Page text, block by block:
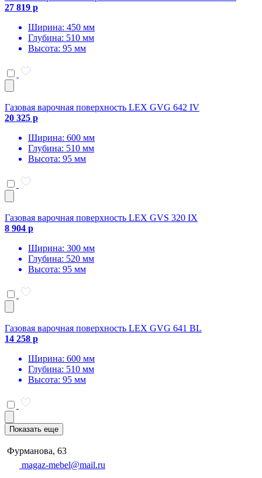
27 819 р
Ширина: 450 мм
Глубина: 510 мм
Высота: 95 мм
Газовая варочная поверхность LEX GVG 642 IV
20 325 р
Ширина: 600 мм
Глубина: 510 мм
Высота: 95 мм
Газовая варочная поверхность LEX GVS 320 IX
8 904 р
Ширина: 300 мм
Глубина: 520 мм
Высота: 95 мм
Газовая варочная поверхность LEX GVG 641 BL
14 258 р
Ширина: 600 мм
Глубина: 510 мм
Высота: 95 мм
Показать еще
Фурманова, 63
magaz-mebel@mail.ru